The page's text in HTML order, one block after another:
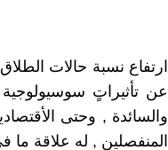
ارتفاع نسبة حالات
عن تأثيراتٍ
والسائدة , وحتى
المنفصلين , له علاقة ما